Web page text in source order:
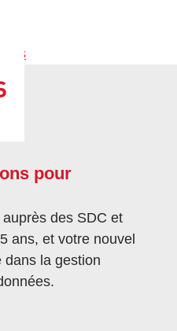
pour
auprès des SDC et
ans, et votre nouvel
dans la gestion